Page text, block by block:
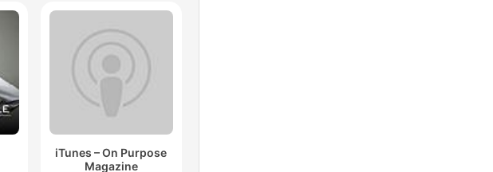
iTunes – On Purpose
Magazine